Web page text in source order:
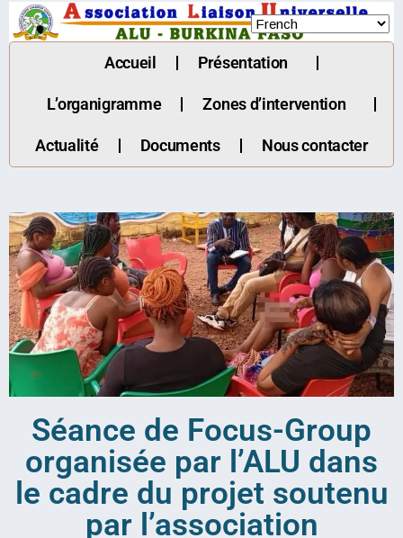
Accueil Présentation
L’organigramme Zones d’intervention
Actualité Documents Nous contacter
Séance de Focus-Group
organisée par l’ALU dans
le cadre du projet soutenu
par l’association